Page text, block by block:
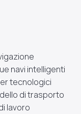
navi intelligenti
tecnologici
di trasporto
lavoro